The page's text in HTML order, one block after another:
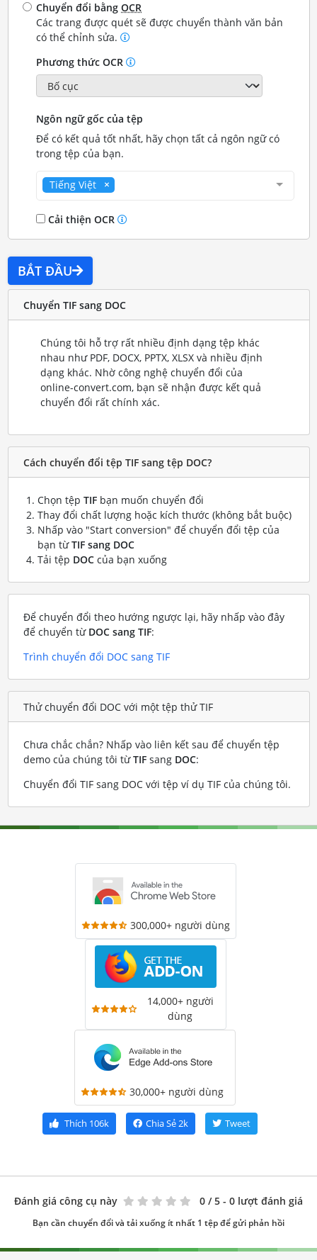
Chuyển đổi bằngOCR
Các trang được quét sẽ được chuyển thành văn bản
có thể chỉnh sửa.
Phương thức OCR
Ngôn ngữ gốc của tệp
Để có kết quả tốt nhất, hãy chọn tất cả ngôn ngữ có
trong tệp của bạn.
Tiếng Việt
Cải thiện OCR
BẮT ĐẦU
Chuyển TIF sang DOC
Chúng tôi hỗ trợ rất nhiều định dạng tệp khác
nhau như PDF, DOCX, PPTX, XLSX và nhiều định
dạng khác. Nhờ công nghệ chuyển đổi của
online-convert.com, bạn sẽ nhận được kết quả
chuyển đổi rất chính xác.
Cách chuyển đổi tệp TIF sang tệp DOC?
Chọn tệp TIFbạn muốn chuyển đổi
Thay đổi chất lượng hoặc kích thước (không bắt buộc)
Nhấp vào "Start conversion" để chuyển đổi tệp của
bạn từTIF sang DOC
Tải tệp DOCcủa bạn xuống
Để chuyển đổi theo hướng ngược lại, hãy nhấp vào đây
để chuyển từ DOC sang TIF:
Trình chuyển đổi DOC sang TIF
Thử chuyển đổi DOC với một tệp thử TIF
Chưa chắc chắn? Nhấp vào liên kết sau để chuyển tệp
demo của chúng tôi từTIFsang DOC:
Chuyển đổi TIF sang DOC với tệp ví dụ TIF của chúng tôi.
300,000+ người dùng
14,000+ người
dùng
30,000+ người dùng
Thích 106k Chia Sẻ2k Tweet
Đánh giá công cụ này 0 / 5 - 0 lượt đánh giá
Bạn cần chuyển đổi và tải xuống ít nhất 1 tệp để gửi phản hồi